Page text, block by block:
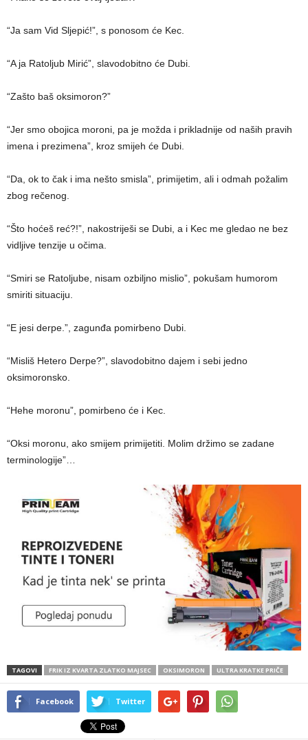
“Ja sam Vid Sljepić!”, s ponosom će Kec.
“A ja Ratoljub Mirić”, slavodobitno će Dubi.
“Zašto baš oksimoron?”
“Jer smo obojica moroni, pa je možda i prikladnije od naših pravih
imena i prezimena”, kroz smijeh će Dubi.
“Da, ok to čak i ima nešto smisla”, primijetim, ali i odmah požalim
zbog rečenog.
“Što hoćeš reć?!”, nakostriješi se Dubi, a i Kec me gledao ne bez
vidljive tenzije u očima.
“Smiri se Ratoljube, nisam ozbiljno mislio”, pokušam humorom
smiriti situaciju.
“E jesi derpe.”, zagunđa pomirbeno Dubi.
“Misliš Hetero Derpe?”, slavodobitno dajem i sebi jedno
oksimoronsko.
“Hehe moronu”, pomirbeno će i Kec.
“Oksi moronu, ako smijem primijetiti. Molim držimo se zadane
terminologije”…
TAGOVI FRIK IZ KVARTA ZLATKO MAJSEC OKSIMORON ULTRA KRATKE PRIČE
Facebook Twitter